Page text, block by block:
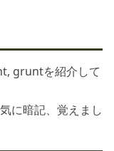
gruntを紹介して
に暗記、覚えまし